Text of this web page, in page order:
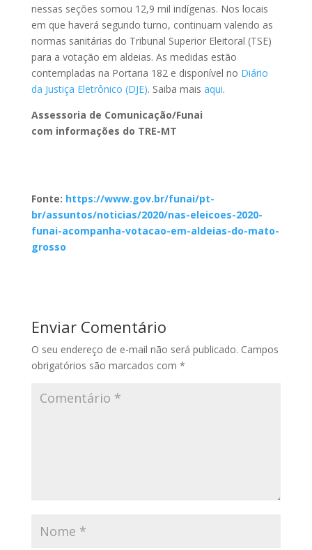
nessas seções somou 12,9 mil indígenas. Nos locais
em que haverá segundo turno, continuam valendo as
normas sanitárias do Tribunal Superior Eleitoral (TSE)
para a votação em aldeias. As medidas estão
contempladas na Portaria 182 e disponível no Diário
da Justiça Eletrônico (DJE). Saiba mais aqui.
Assessoria de Comunicação/Funai
com informações do TRE-MT
Fonte: https://www.gov.br/funai/pt-
br/assuntos/noticias/2020/nas-eleicoes-2020-
funai-acompanha-votacao-em-aldeias-do-mato-
grosso
Enviar Comentário
O seu endereço de e-mail não será publicado. Campos
obrigatórios são marcados com *